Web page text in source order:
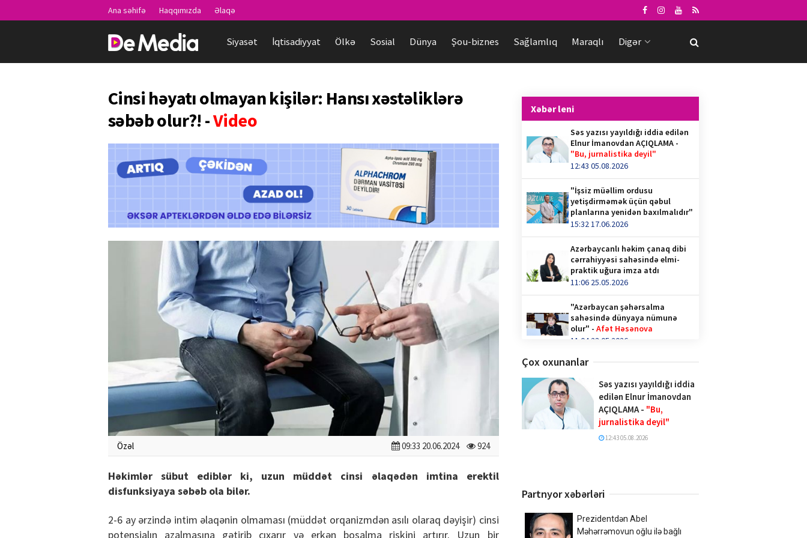
Ana səhifə Haqqımızda Əlaqə
Siyasət İqtisadiyyat Ölkə Sosial Dünya Şou-biznes Sağlamlıq Maraqlı Digər
Cinsi həyatı olmayan kişilər: Hansı xəstəliklərə
səbəb olur?! -Video
Özəl 09:33 20.06.2024 924
Həkimlər sübut ediblər ki, uzun müddət cinsi əlaqədən imtina erektil
disfunksiyaya səbəb ola bilər.
2-6 ay ərzində intim əlaqənin olmaması (müddət orqanizmdən asılı olaraq dəyişir) cinsi
potensialın azalmasına gətirib çıxarır və erkən boşalma riskini artırır. Uzun bir
Xəbər leni
Səs yazısı yayıldığı iddia edilən
Elnur İmanovdan AÇIQLAMA -
"Bu, jurnalistika deyil"
12:43 05.08.2026
"İşsiz müəllim ordusu
yetişdirməmək üçün qəbul
planlarına yenidən baxılmalıdır"
15:32 17.06.2026
Azərbaycanlı həkim çanaq dibi
cərrahiyyəsi sahəsində elmi-
praktik uğura imza atdı
11:06 25.05.2026
"Azərbaycan şəhərsalma
sahəsində dünyaya nümunə
olur" -Afət Həsənova
11:04 23.05.2026
Qəhvə içənlər diqqət —
hormonlar təhlükədə ola bilər!
video/
14:36 28.04.2026
Türk İnteqrasiya Olimpiadasına
Azərbaycandan 1000-ə yaxın
“Turan bilgəsi” mükafatına
17:02 08.04.2026
Çox oxunanlar
Səs yazısı yayıldığı iddia
edilən Elnur İmanovdan
AÇIQLAMA - "Bu,
jurnalistika deyil"
12:43 05.08.2026
Partnyor xəbərləri
Prezidentdən Abel
Məhərrəmovun oğlu ilə bağlı